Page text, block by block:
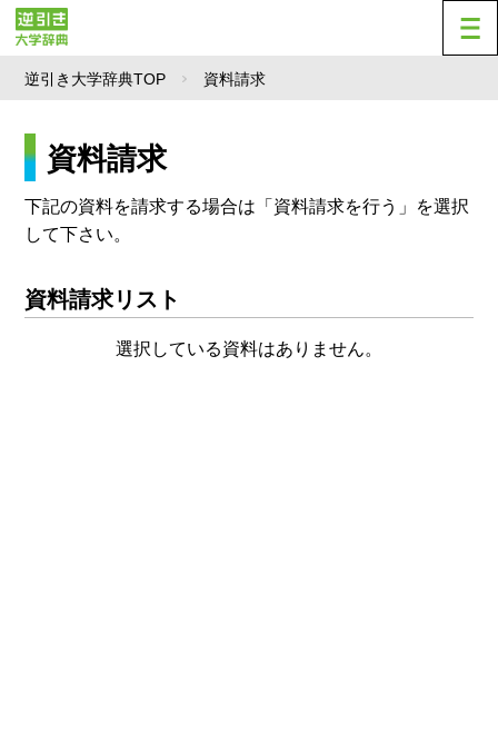
逆引き大学辞典TOP 資料請求
資料請求
下記の資料を請求する場合は「資料請求を行う」を選択
して下さい。
資料請求リスト
選択している資料はありません。